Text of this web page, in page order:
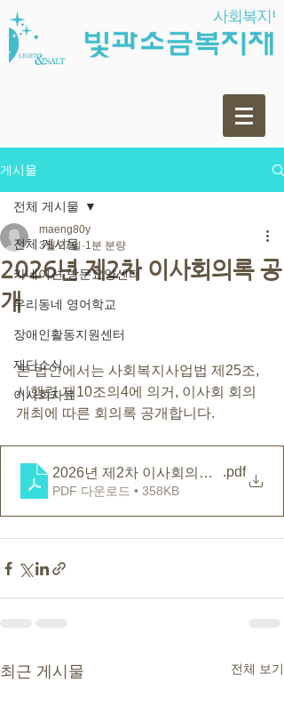
게시물
전체 게시물
카네이션 방문요양센터
우리동네 영어학교
장애인활동지원센터
재단소식
이사회자료
전체 게시물
2026년 제2차 이사회의록 공
개
maeng80y
3월 27일 1분 분량
본 법인에서는 사회복지사업법 제25조,
시행령 제10조의4에 의거, 이사회 회의
개최에 따른 회의록 공개합니다.
2026년 제2차 이사회의록(공개용)
.pdf
PDF 다운로드 • 358KB
최근 게시물 전체 보기